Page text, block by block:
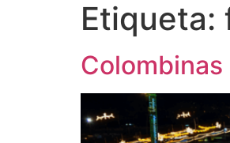
Etiqueta: